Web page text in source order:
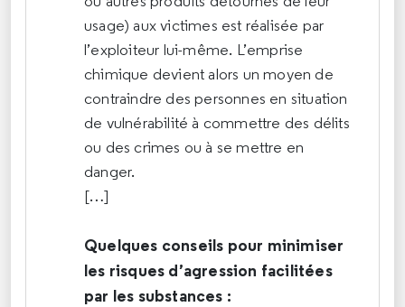
usage) aux victimes est réalisée par
l’exploiteur lui-même. L’emprise
chimique devient alors un moyen de
contraindre des personnes en situation
de vulnérabilité à commettre des délits
ou des crimes ou à se mettre en
danger.
[…]
Quelques conseils pour minimiser
les risques d’agression facilitées
par les substances :